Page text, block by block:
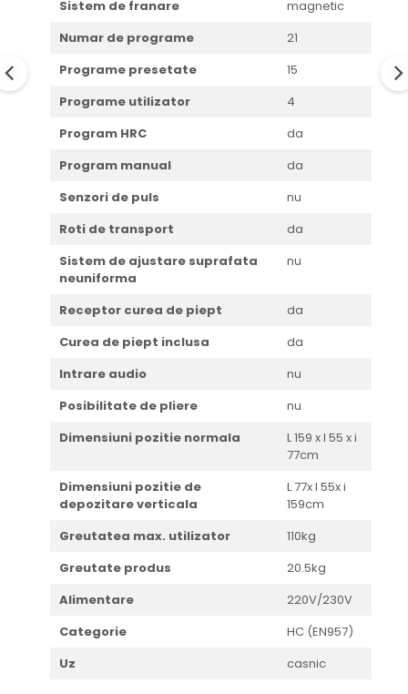
Sistem de franare
magnetic
Numar de programe
21
Programe presetate
15
Programe utilizator
4
Program HRC
da
Program manual
da
Senzori de puls
nu
Roti de transport
da
Sistem de ajustare suprafata
neuniforma
nu
Receptor curea de piept
da
Curea de piept inclusa
da
Intrare audio
nu
Posibilitate de pliere
nu
Dimensiuni pozitie normala
L 159 x l 55 x i
77cm
Dimensiuni pozitie de
depozitare verticala
L 77x l 55x i
159cm
Greutatea max. utilizator
110kg
Greutate produs
20.5kg
Alimentare
220V/230V
Categorie
HC (EN957)
Uz
casnic